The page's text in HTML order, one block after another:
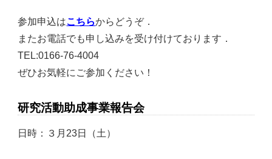
参加申込はこちらからどうぞ．
またお電話でも申し込みを受け付けております．
TEL:0166-76-4004
ぜひお気軽にご参加ください！
研究活動助成事業報告会
日時：３月23日（土）